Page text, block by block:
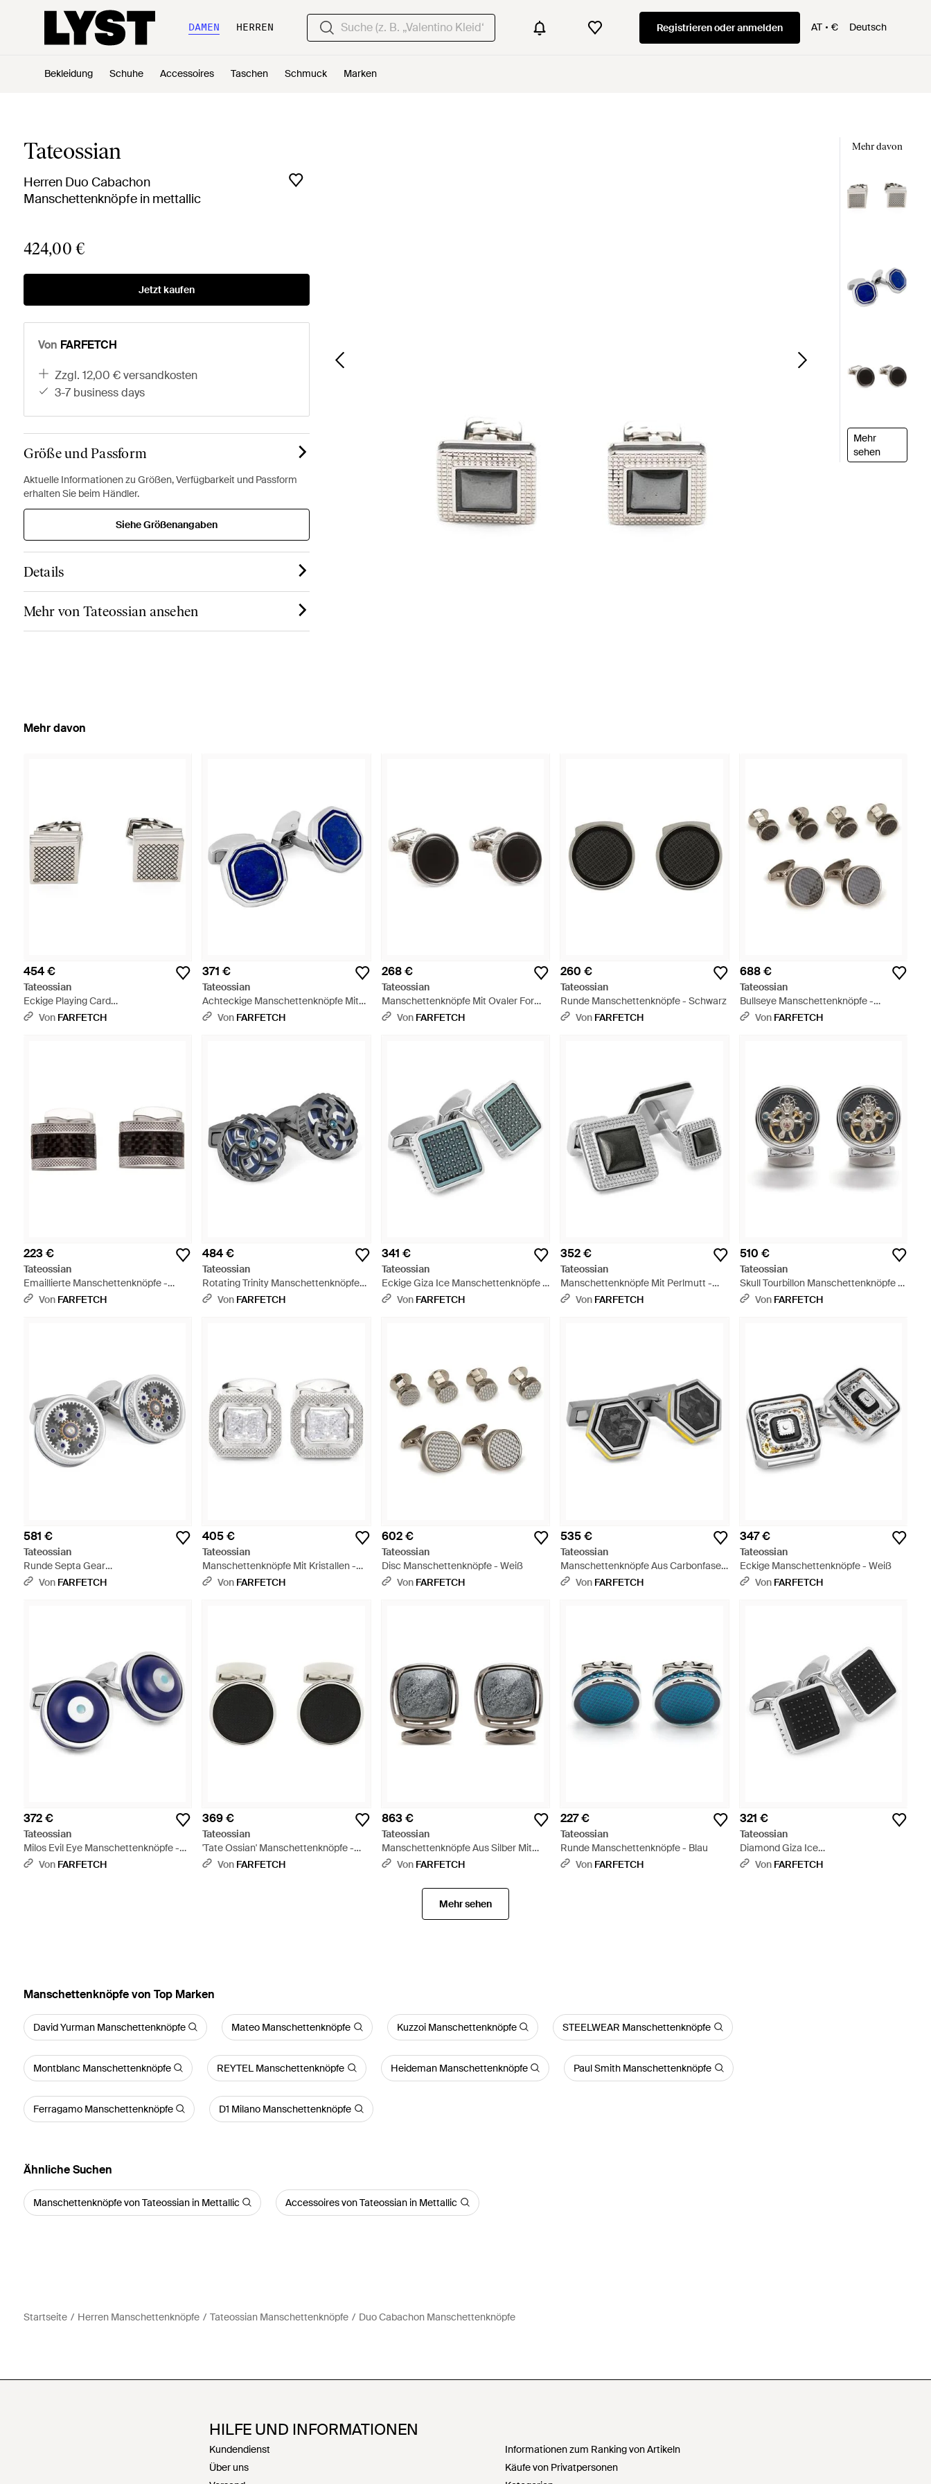
DAMEN HERREN Registrieren oder anmelden AT € Deutsch
Bekleidung Schuhe Accessoires Taschen Schmuck Marken
Tateossian
Herren Duo Cabachon
Manschettenknöpfe in mettallic
424,00 €
Jetzt kaufen
Von FARFETCH
zzgl. 12,00 € versandkosten
3-7 business days
Größe und Passform
Aktuelle Informationen zu Größen, Verfügbarkeit und Passform
erhalten Sie beim Händler.
Siehe Größenangaben
Details
Mehr von Tateossian ansehen
Mehr davon
Mehr
sehen
Mehr davon
454 €
Tateossian
Eckige Playing Card
Manschettenknöpfe - Mettallic
Von FARFETCH
371 €
Tateossian
Achteckige Manschettenknöpfe Mit
Lapislazuli - Blau
Von FARFETCH
268 €
Tateossian
Manschettenknöpfe Mit Ovaler Form -
Schwarz
Von FARFETCH
260 €
Tateossian
Runde Manschettenknöpfe - Schwarz
Von FARFETCH
688 €
Tateossian
Bullseye Manschettenknöpfe -
Mettallic
Von FARFETCH
223 €
Tateossian
Emaillierte Manschettenknöpfe -
Schwarz
Von FARFETCH
484 €
Tateossian
Rotating Trinity Manschettenknöpfe
Mit Kristallen - Grau
Von FARFETCH
341 €
Tateossian
Eckige Giza Ice Manschettenknöpfe -
BlauVon FARFETCH
352 €
Tateossian
Manschettenknöpfe Mit Perlmutt -
Mettallic
Von FARFETCH
510 €
Tateossian
Skull Tourbillon Manschettenknöpfe -
WeißVon FARFETCH
581 €
Tateossian
Runde Septa Gear
Manschettenknöpfe - Weiß
Von FARFETCH
405 €
Tateossian
Manschettenknöpfe Mit Kristallen -
WeißVon FARFETCH
602 €
Tateossian
Disc Manschettenknöpfe - Weiß
Von FARFETCH
535 €
Tateossian
Manschettenknöpfe Aus Carbonfaser
Mit Sechseckigem Gestell - Mettallic
Von FARFETCH
347 €
Tateossian
Eckige Manschettenknöpfe - Weiß
Von FARFETCH
372 €
Tateossian
Milos Evil Eye Manschettenknöpfe -
BlauVon FARFETCH
369 €
Tateossian
'Tate Ossian' Manschettenknöpfe -
Schwarz
Von FARFETCH
863 €
Tateossian
Manschettenknöpfe Aus Silber Mit
Logo - Grau
Von FARFETCH
227 €
Tateossian
Runde Manschettenknöpfe - Blau
Von FARFETCH
321 €
Tateossian
Diamond Giza Ice
Manschettenknöpfe - Schwarz
Von FARFETCH
Mehr sehen
Manschettenknöpfe von Top Marken
David Yurman Manschettenknöpfe Mateo Manschettenknöpfe Kuzzoi Manschettenknöpfe STEELWEAR Manschettenknöpfe
Montblanc Manschettenknöpfe REYTEL Manschettenknöpfe Heideman Manschettenknöpfe Paul Smith Manschettenknöpfe
Ferragamo Manschettenknöpfe D1 Milano Manschettenknöpfe
Ähnliche Suchen
Manschettenknöpfe von Tateossian in Mettallic Accessoires von Tateossian in Mettallic
Startseite Herren Manschettenknöpfe Tateossian Manschettenknöpfe Duo Cabachon Manschettenknöpfe
HILFE UND INFORMATIONEN
Kundendienst
Über uns
Informationen zum Ranking von Artikeln
Käufe von Privatpersonen